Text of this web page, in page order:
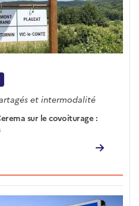
et intermodalité
sur le covoiturage :